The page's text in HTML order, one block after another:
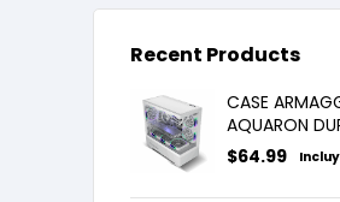
Recent Products
CASE
AQUARON
WHITE X3FANS
$64.99